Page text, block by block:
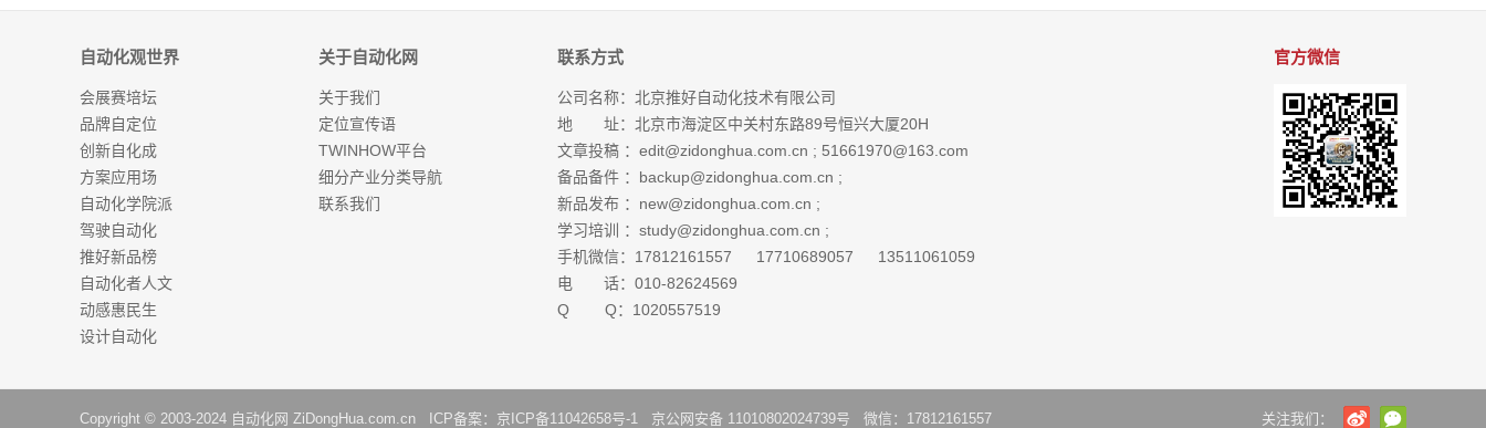
自动化观世界
会展赛培坛
品牌自定位
创新自化成
方案应用场
自动化学院派
驾驶自动化
推好新品榜
自动化者人文
动感惠民生
设计自动化
关于自动化网
关于我们
定位宣传语
TWINHOW平台
细分产业分类导航
联系我们
联系方式
公司名称：北京推好自动化技术有限公司
地 址：北京市海淀区中关村东路89号恒兴大厦20H
文章投稿 ： edit@zidonghua.com.cn ; 51661970@163.com
备品备件 ： backup@zidonghua.com.cn ;
新品发布 ： new@zidonghua.com.cn ;
学习培训 ： study@zidonghua.com.cn ;
手机微信：17812161557 17710689057 13511061059
电 话：010-82624569
Q Q：1020557519
官方微信
Copyright © 2003-2024 自动化网 ZiDongHua.com.cn ICP备案： 京ICP备11042658号-1 京公网安备 11010802024739号 微信：17812161557 关注我们：